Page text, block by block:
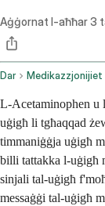
Aġġornat l-aħħar3
Dar Medikazzjonijiet
L-Acetaminophen u
uġigħ li tgħaqqad
timmaniġġja uġigħ
billi tattakka l-uġigħ
sinjali tal-uġigħ
messaġġi tal-uġigħ